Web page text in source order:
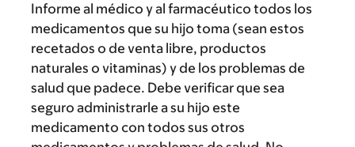
Informe al médico y al farmacéutico todos los
medicamentos que su hijo toma (sean estos
recetados o de venta libre, productos
naturales o vitaminas) y de los problemas de
salud que padece. Debe verificar que sea
seguro administrarle a su hijo este
medicamento con todos sus otros